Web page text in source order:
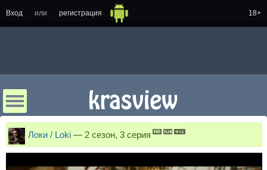
Вход или регистрация 18+
Локи / Loki — 2 сезон, 3 серия